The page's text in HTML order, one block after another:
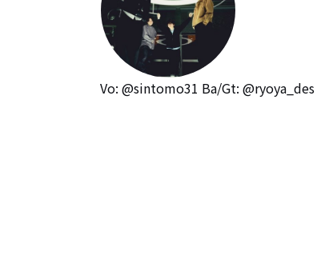
Vo: @sintomo31 Ba/Gt: